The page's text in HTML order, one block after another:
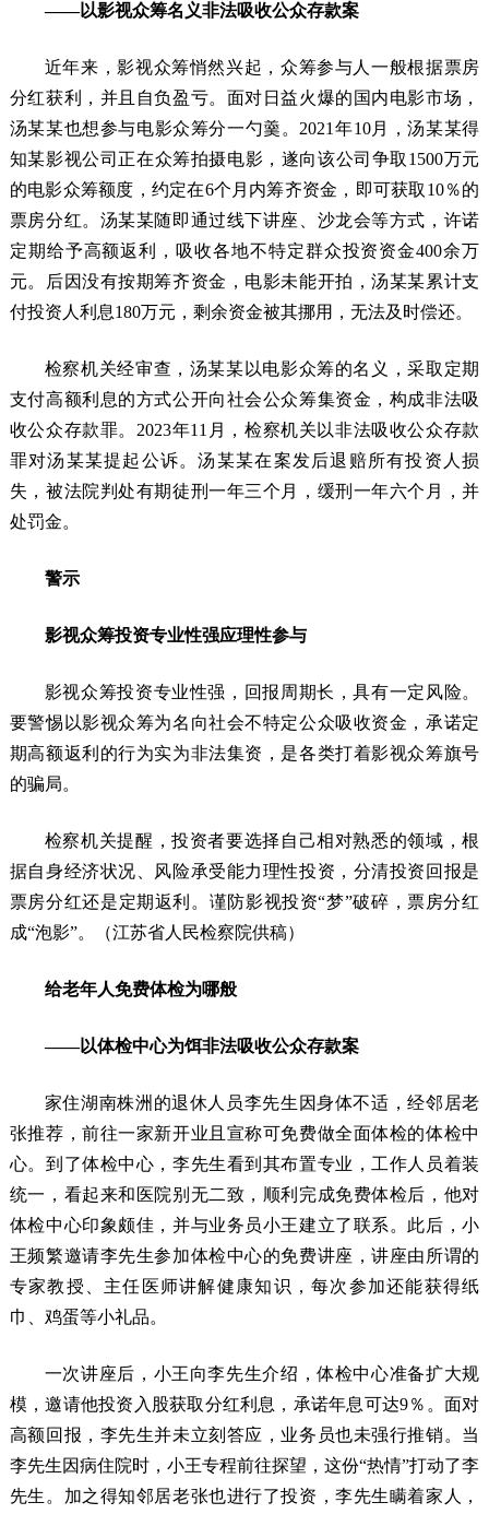
——以影视众筹名义非法吸收公众存款案
近年来，影视众筹悄然兴起，众筹参与人一般根据票房
分红获利，并且自负盈亏。面对日益火爆的国内电影市场，
汤某某也想参与电影众筹分一勺羹。2021年10月，汤某某得
知某影视公司正在众筹拍摄电影，遂向该公司争取1500万元
的电影众筹额度，约定在6个月内筹齐资金，即可获取10％的
票房分红。汤某某随即通过线下讲座、沙龙会等方式，许诺
定期给予高额返利，吸收各地不特定群众投资资金400余万
元。后因没有按期筹齐资金，电影未能开拍，汤某某累计支
付投资人利息180万元，剩余资金被其挪用，无法及时偿还。
检察机关经审查，汤某某以电影众筹的名义，采取定期
支付高额利息的方式公开向社会公众筹集资金，构成非法吸
收公众存款罪。2023年11月，检察机关以非法吸收公众存款
罪对汤某某提起公诉。汤某某在案发后退赔所有投资人损
失，被法院判处有期徒刑一年三个月，缓刑一年六个月，并
处罚金。
警示
影视众筹投资专业性强应理性参与
影视众筹投资专业性强，回报周期长，具有一定风险。
要警惕以影视众筹为名向社会不特定公众吸收资金，承诺定
期高额返利的行为实为非法集资，是各类打着影视众筹旗号
的骗局。
检察机关提醒，投资者要选择自己相对熟悉的领域，根
据自身经济状况、风险承受能力理性投资，分清投资回报是
票房分红还是定期返利。谨防影视投资“梦”破碎，票房分红
成“泡影”。（江苏省人民检察院供稿）
给老年人免费体检为哪般
——以体检中心为饵非法吸收公众存款案
家住湖南株洲的退休人员李先生因身体不适，经邻居老
张推荐，前往一家新开业且宣称可免费做全面体检的体检中
心。到了体检中心，李先生看到其布置专业，工作人员着装
统一，看起来和医院别无二致，顺利完成免费体检后，他对
体检中心印象颇佳，并与业务员小王建立了联系。此后，小
王频繁邀请李先生参加体检中心的免费讲座，讲座由所谓的
专家教授、主任医师讲解健康知识，每次参加还能获得纸
巾、鸡蛋等小礼品。
一次讲座后，小王向李先生介绍，体检中心准备扩大规
模，邀请他投资入股获取分红利息，承诺年息可达9％。面对
高额回报，李先生并未立刻答应，业务员也未强行推销。当
李先生因病住院时，小王专程前往探望，这份“热情”打动了李
先生。加之得知邻居老张也进行了投资，李先生瞒着家人，